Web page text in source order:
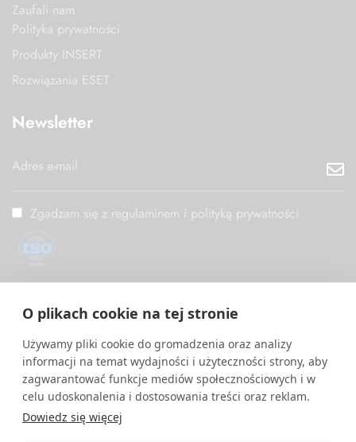
O plikach cookie na tej stronie
Używamy pliki cookie do gromadzenia oraz analizy
informacji na temat wydajności i użyteczności strony, aby
zagwarantować funkcje mediów społecznościowych i w
celu udoskonalenia i dostosowania treści oraz reklam.
Dowiedz się więcej
Zaufali nam
Polityka prywatności
Produkty INSERT
Rozwiązania ESET
Newsletter
Zgadzam się z regulaminem i polityką prywatności
PM Digital wdrożył i utrzymuje System Zarządzania
ISO/IEC 27001.